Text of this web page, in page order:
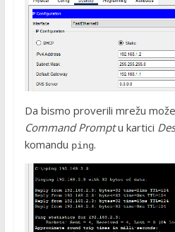
Da bismo proverili mrežu
Command Promptu kartici
komandu ping.